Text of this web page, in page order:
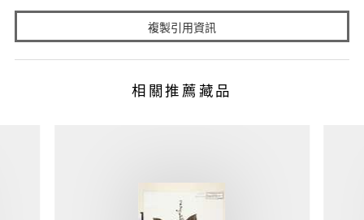
複製引用資訊
相關推薦藏品